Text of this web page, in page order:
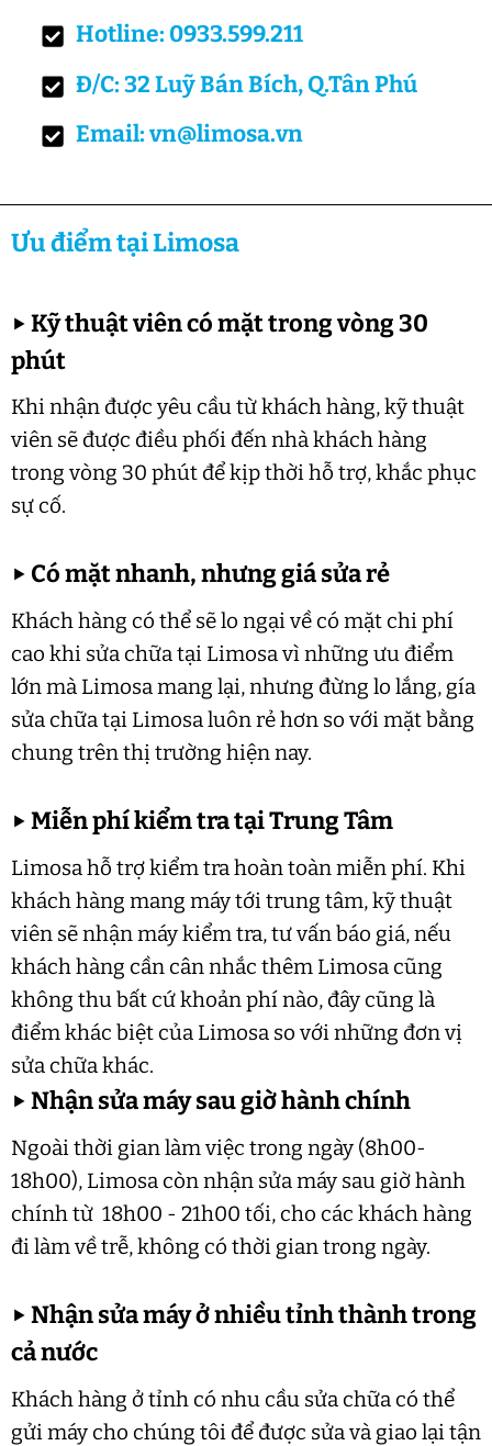
Hotline: 0933.599.211
Đ/C: 32 Luỹ Bán Bích, Q.Tân Phú
Email: vn@limosa.vn
Ưu điểm tại Limosa
▶Kỹ thuật viên có mặt trong vòng 30
phút
Khi nhận được yêu cầu từ khách hàng, kỹ thuật
viên sẽ được điều phối đến nhà khách hàng
trong vòng 30 phút để kịp thời hỗ trợ, khắc phục
sự cố.
▶ Có mặt nhanh, nhưng giá sửa rẻ
Khách hàng có thể sẽ lo ngại về có mặt chi phí
cao khi sửa chữa tại Limosa vì những ưu điểm
lớn mà Limosa mang lại, nhưng đừng lo lắng, gía
sửa chữa tại Limosa luôn rẻ hơn so với mặt bằng
chung trên thị trường hiện nay.
▶Miễn phí kiểm tra tại Trung Tâm
Limosa hỗ trợ kiểm tra hoàn toàn miễn phí. Khi
khách hàng mang máy tới trung tâm, kỹ thuật
viên sẽ nhận máy kiểm tra, tư vấn báo giá, nếu
khách hàng cần cân nhắc thêm Limosa cũng
không thu bất cứ khoản phí nào, đây cũng là
điểm khác biệt của Limosa so với những đơn vị
sửa chữa khác.
▶Nhận sửa máy sau giờ hành chính
Ngoài thời gian làm việc trong ngày (8h00-
18h00), Limosa còn nhận sửa máy sau giờ hành
chính từ 18h00 - 21h00 tối, cho các khách hàng
đi làm về trễ, không có thời gian trong ngày.
▶Nhận sửa máy ở nhiều tỉnh thành trong
cả nước
Khách hàng ở tỉnh có nhu cầu sửa chữa có thể
gửi máy cho chúng tôi để được sửa và giao lại tận